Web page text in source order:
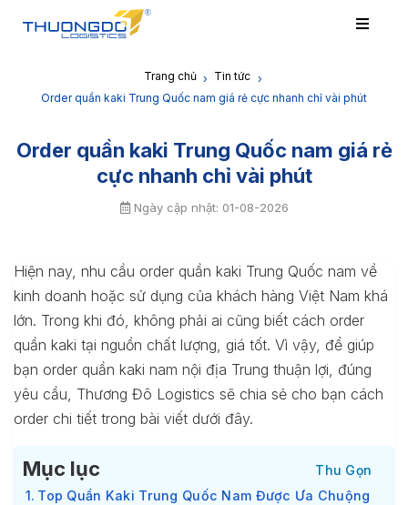
Trang chủ › Tin tức ›
Order quần kaki Trung Quốc nam giá rẻ cực nhanh chỉ vài phút
Order quần kaki Trung Quốc nam giá rẻ
cực nhanh chỉ vài phút
Ngày cập nhật: 01-08-2026
Hiện nay, nhu cầu order quần kaki Trung Quốc nam về
kinh doanh hoặc sử dụng của khách hàng Việt Nam khá
lớn. Trong khi đó, không phải ai cũng biết cách order
quần kaki tại nguồn chất lượng, giá tốt. Vì vậy, để giúp
bạn order quần kaki nam nội địa Trung thuận lợi, đúng
yêu cầu, Thương Đô Logistics sẽ chia sẻ cho bạn cách
order chi tiết trong bài viết dưới đây.
Mục lục
Top Quần Kaki Trung Quốc Nam Được Ưa Chuộng